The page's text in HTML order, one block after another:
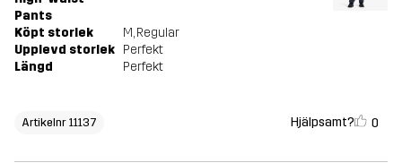
Pants
Köpt storlek M, Regular
Upplevd storlek Perfekt
Längd
Perfekt
Artikelnr 11137 Hjälpsamt? 0